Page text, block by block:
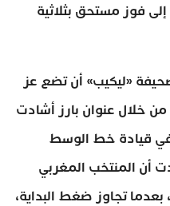
فوز مستحق بثلاثية
«ليكيب» أن تضع عز
خلال عنوان بارز أشادت
في قيادة خط الوسط
أن المنتخب المغربي
تجاوز ضغط البداية،